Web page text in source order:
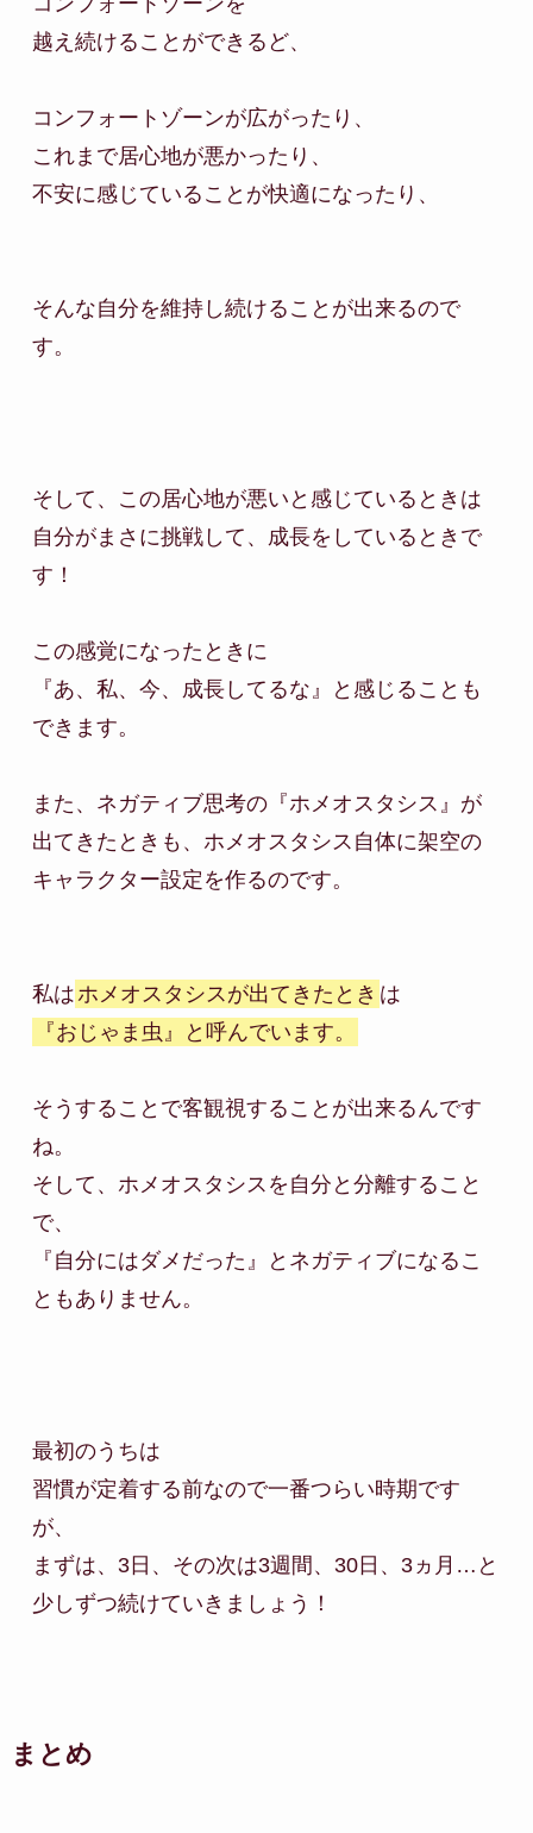
越え続けることができるど、
コンフォートゾーンが広がったり、
これまで居心地が悪かったり、
不安に感じていることが快適になったり、
そんな自分を維持し続けることが出来るので
す。
そして、この居心地が悪いと感じているときは
自分がまさに挑戦して、成長をしているときで
す！
この感覚になったときに
『あ、私、今、成長してるな』と感じることも
できます。
また、ネガティブ思考の『ホメオスタシス』が
出てきたときも、ホメオスタシス自体に架空の
キャラクター設定を作るのです。
私はホメオスタシスが出てきたとき
『おじゃま虫』と呼んでいます。
そうすることで客観視することが出来るんです
ね。
そして、ホメオスタシスを自分と分離すること
で、
『自分にはダメだった』とネガティブになるこ
ともありません。
最初のうちは
習慣が定着する前なので一番つらい時期です
が、
まずは、3日、その次は3週間、30日、3ヵ月…と
少しずつ続けていきましょう！
まとめ